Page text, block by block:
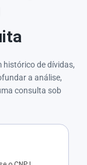
histórico de dívidas,
a análise,
consulta sob